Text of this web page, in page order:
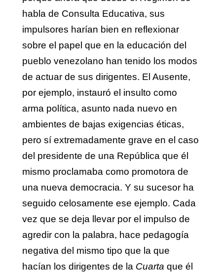
habla de Consulta Educativa, sus
impulsores harían bien en reflexionar
sobre el papel que en la educación del
pueblo venezolano han tenido los modos
de actuar de sus dirigentes. El Ausente,
por ejemplo, instauró el insulto como
arma política, asunto nada nuevo en
ambientes de bajas exigencias éticas,
pero sí extremadamente grave en el caso
del presidente de una República que él
mismo proclamaba como promotora de
una nueva democracia. Y su sucesor ha
seguido celosamente ese ejemplo. Cada
vez que se deja llevar por el impulso de
agredir con la palabra, hace pedagogía
negativa del mismo tipo que la que
hacían los dirigentes de la Cuarta que él